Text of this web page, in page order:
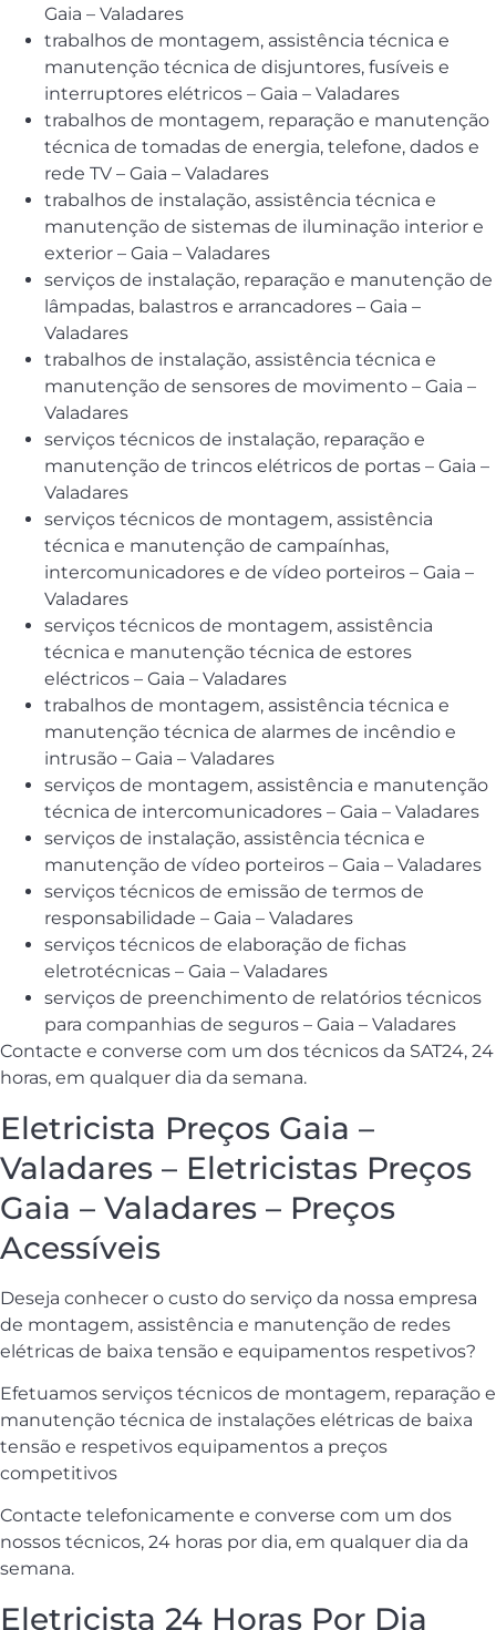
Gaia – Valadares
trabalhos de montagem, assistência técnica e
manutenção técnica de disjuntores, fusíveis e
interruptores elétricos – Gaia – Valadares
trabalhos de montagem, reparação e manutenção
técnica de tomadas de energia, telefone, dados e
rede TV – Gaia – Valadares
trabalhos de instalação, assistência técnica e
manutenção de sistemas de iluminação interior e
exterior – Gaia – Valadares
serviços de instalação, reparação e manutenção de
lâmpadas, balastros e arrancadores – Gaia –
Valadares
trabalhos de instalação, assistência técnica e
manutenção de sensores de movimento – Gaia –
Valadares
serviços técnicos de instalação, reparação e
manutenção de trincos elétricos de portas – Gaia –
Valadares
serviços técnicos de montagem, assistência
técnica e manutenção de campaínhas,
intercomunicadores e de vídeo porteiros – Gaia –
Valadares
serviços técnicos de montagem, assistência
técnica e manutenção técnica de estores
eléctricos – Gaia – Valadares
trabalhos de montagem, assistência técnica e
manutenção técnica de alarmes de incêndio e
intrusão – Gaia – Valadares
serviços de montagem, assistência e manutenção
técnica de intercomunicadores – Gaia – Valadares
serviços de instalação, assistência técnica e
manutenção de vídeo porteiros – Gaia – Valadares
serviços técnicos de emissão de termos de
responsabilidade – Gaia – Valadares
serviços técnicos de elaboração de fichas
eletrotécnicas – Gaia – Valadares
serviços de preenchimento de relatórios técnicos
para companhias de seguros – Gaia – Valadares
Contacte e converse com um dos técnicos da SAT24, 24
horas, em qualquer dia da semana.
Eletricista Preços Gaia –
Valadares – Eletricistas Preços
Gaia – Valadares – Preços
Acessíveis
Deseja conhecer o custo do serviço da nossa empresa
de montagem, assistência e manutenção de redes
elétricas de baixa tensão e equipamentos respetivos?
Efetuamos serviços técnicos de montagem, reparação e
manutenção técnica de instalações elétricas de baixa
tensão e respetivos equipamentos a preços
competitivos
Contacte telefonicamente e converse com um dos
nossos técnicos, 24 horas por dia, em qualquer dia da
semana.
Eletricista 24 Horas Por Dia